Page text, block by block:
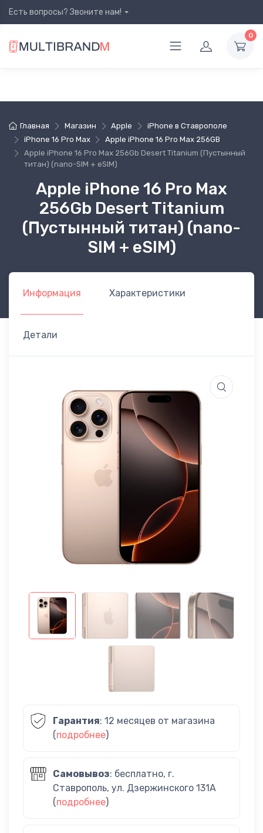
Есть вопросы? Звоните нам!
0
Главная Магазин Apple
iPhone в Ставрополе
iPhone 16 Pro Max
Apple iPhone 16 Pro Max 256GB
Apple iPhone 16 Pro Max 256Gb Desert Titanium (Пустынный
титан) (nano-SIM + eSIM)
Apple iPhone 16 Pro Max
256Gb Desert Titanium
(Пустынный титан) (nano-
SIM + eSIM)
Информация Характеристики
Детали
Гарантия: 12 месяцев от магазина
(подробнее)
Самовывоз: бесплатно, г.
Ставрополь, ул. Дзержинского 131А
(подробнее)